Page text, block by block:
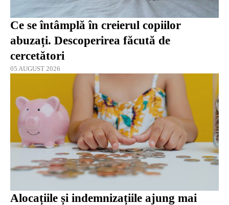
Ce se întâmplă în creierul copiilor
abuzați. Descoperirea făcută de
cercetători
05 AUGUST 2026
Alocațiile și indemnizațiile ajung mai